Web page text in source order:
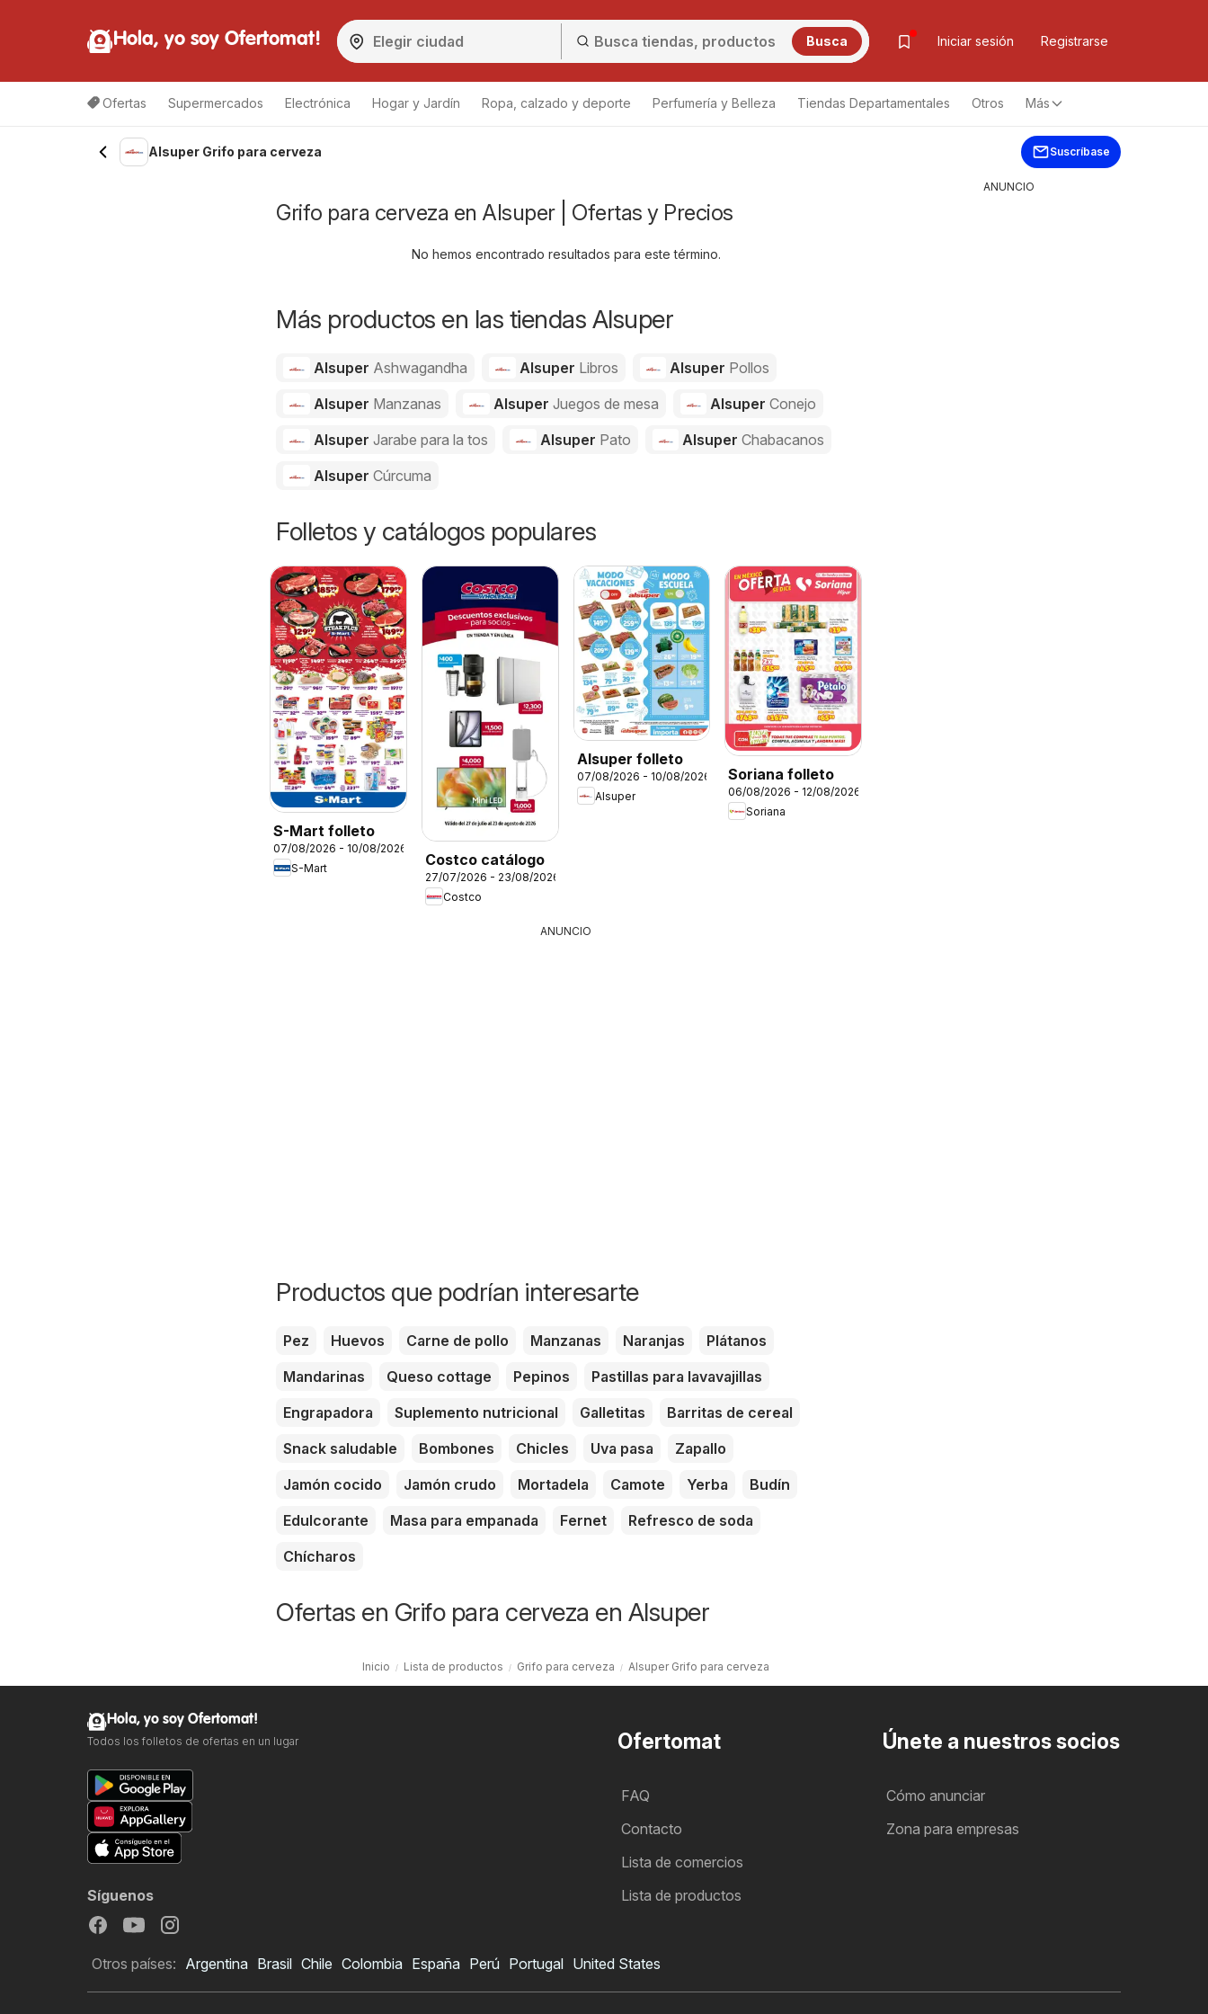
Hola, yo soy Ofertomat! Busca Iniciar sesión Registrarse
Ofertas Supermercados Electrónica Hogar y Jardín Ropa, calzado y deporte Perfumería y Belleza Tiendas Departamentales Otros Más
Alsuper Grifo para cerveza Suscríbase
Grifo para cerveza en Alsuper | Ofertas y Precios
No hemos encontrado resultados para este término.
Más productos en las tiendas Alsuper
Alsuper Ashwagandha Alsuper Libros Alsuper Pollos
Alsuper Manzanas Alsuper Juegos de mesa AlsuperConejo
Alsuper Jarabe para la tos Alsuper Pato AlsuperChabacanos
Alsuper Cúrcuma
Folletos y catálogos populares
S-Mart folleto
07/08/2026 - 10/08/2026
S-Mart
Costco catálogo
27/07/2026 - 23/08/2026
Costco
Alsuper folleto
07/08/2026 - 10/08/2026
Alsuper
Soriana folleto
06/08/2026 - 12/08/2026
Soriana
ANUNCIO
Productos que podrían interesarte
Pez Huevos Carne de pollo Manzanas Naranjas
Plátanos
Mandarinas
Queso cottage Pepinos
Pastillas para lavavajillas
Engrapadora
Suplemento nutricional Galletitas
Barritas de cereal
Snack saludable
Bombones Chicles Uva pasa
Zapallo
Jamón cocido
Jamón crudo Mortadela Camote Yerba
Budín
Edulcorante
Masa para empanada Fernet
Refresco de soda
Chícharos
Ofertas en Grifo para cerveza en Alsuper
Inicio Lista de productos Grifo para cerveza Alsuper Grifo para cerveza
ANUNCIO
Ofertomat
FAQ
Contacto
Lista de comercios
Lista de productos
Únete a nuestros socios
Cómo anunciar
Zona para empresas
Hola, yo soy Ofertomat!
Todos los folletos de ofertas en un lugar
Síguenos
Otros países: Argentina Brasil Chile Colombia España Perú Portugal United States